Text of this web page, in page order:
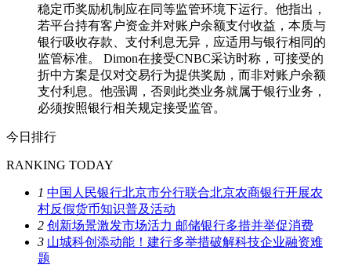
稳定币奖励机制应在同等监管环境下运行。他指出，
若平台持有客户资金并对账户余额支付收益，本质与
银行吸收存款、支付利息无异，应适用与银行相同的
监管标准。 Dimon在接受CNBC采访时称，可接受的
折中方案是仅对交易行为提供奖励，而非对账户余额
支付利息。他强调，否则此类业务就属于银行业务，
必须按照银行相关规定接受监管。
今日排行
RANKING TODAY
1 中国人民银行北京市分行联合北京农商银行开展农
村反假货币知识普及活动
2 创新场景激发市场活力 邮储银行多措并举促消费
3 山城科创添动能！建行多举措破解科技企业融资难
题